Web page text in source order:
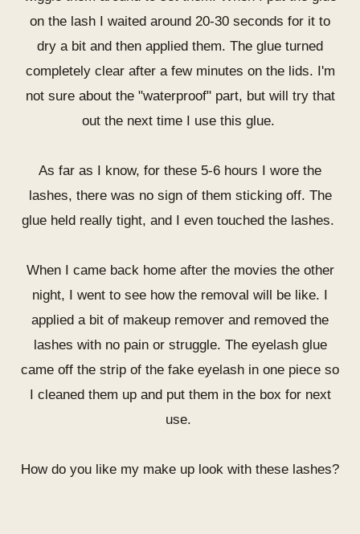
on the lash I waited around 20-30 seconds for it to
dry a bit and then applied them. The glue turned
completely clear after a few minutes on the lids. I'm
not sure about the "waterproof" part, but will try that
out the next time I use this glue.
As far as I know, for these 5-6 hours I wore the
lashes, there was no sign of them sticking off. The
glue held really tight, and I even touched the lashes.
When I came back home after the movies the other
night, I went to see how the removal will be like. I
applied a bit of makeup remover and removed the
lashes with no pain or struggle. The eyelash glue
came off the strip of the fake eyelash in one piece so
I cleaned them up and put them in the box for next
use.
How do you like my make up look with these lashes?